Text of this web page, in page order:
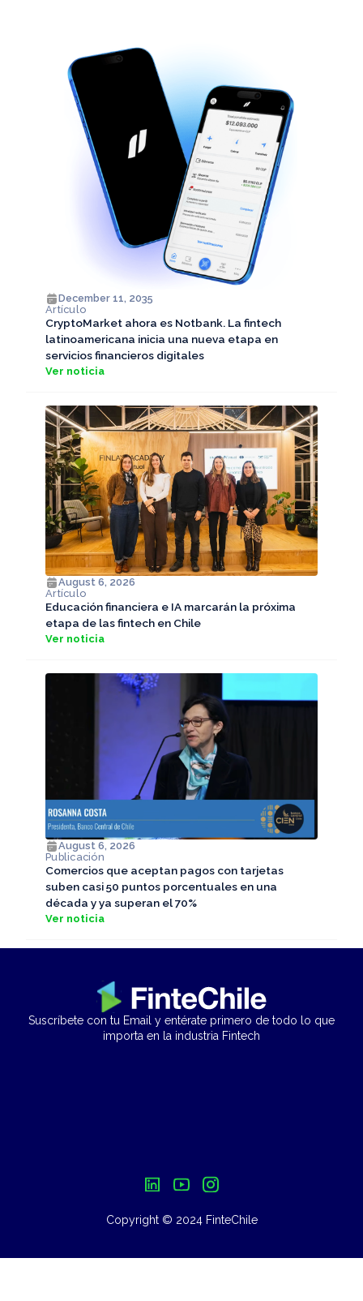
December 11, 2035
Artículo
CryptoMarket ahora es Notbank. La fintech
latinoamericana inicia una nueva etapa en
servicios financieros digitales
Ver noticia
August 6, 2026
Artículo
Educación financiera e IA marcarán la próxima
etapa de las fintech en Chile
Ver noticia
August 6, 2026
Publicación
Comercios que aceptan pagos con tarjetas
suben casi 50 puntos porcentuales en una
década y ya superan el 70%
Ver noticia
Suscríbete con tu Email y entérate primero de todo lo que
importa en la industria Fintech
Copyright © 2024 FinteChile